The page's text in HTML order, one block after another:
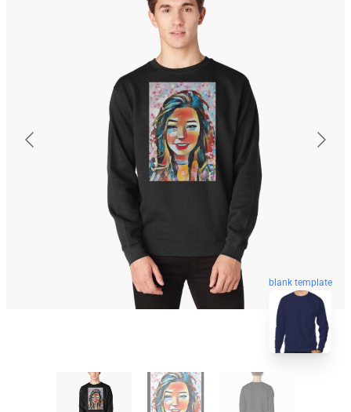
blank template